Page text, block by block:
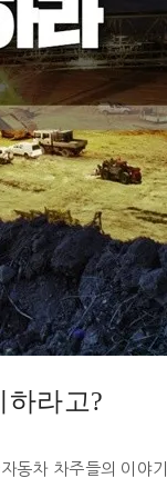
하라고?
동차 차주들의 이야기.